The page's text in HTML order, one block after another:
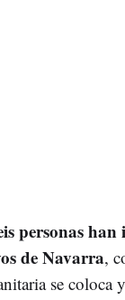
personas
de Navarra,
se coloca